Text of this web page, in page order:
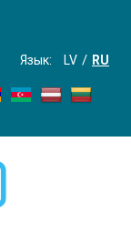
Язык: LV RU